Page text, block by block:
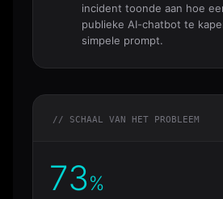
incident toonde aan hoe
publieke AI-chatbot te
simpele prompt.
// SCHAAL VAN HET PROBLEEM
73%